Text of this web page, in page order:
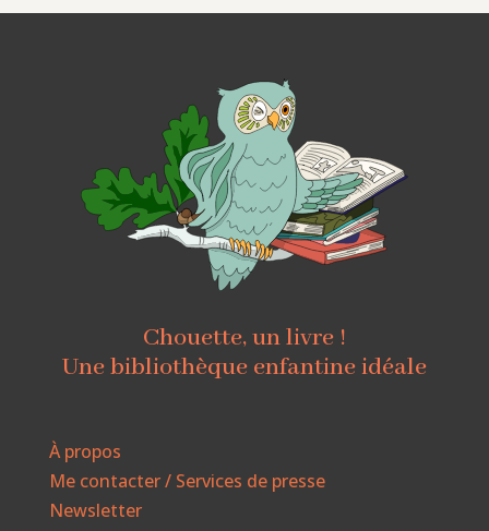
Chouette, un livre !
Une bibliothèque enfantine idéale
À propos
Me contacter / Services de presse
Newsletter